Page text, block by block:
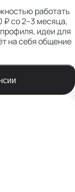
работать
₽ со 2–3 месяца,
идеи для
на себя общение